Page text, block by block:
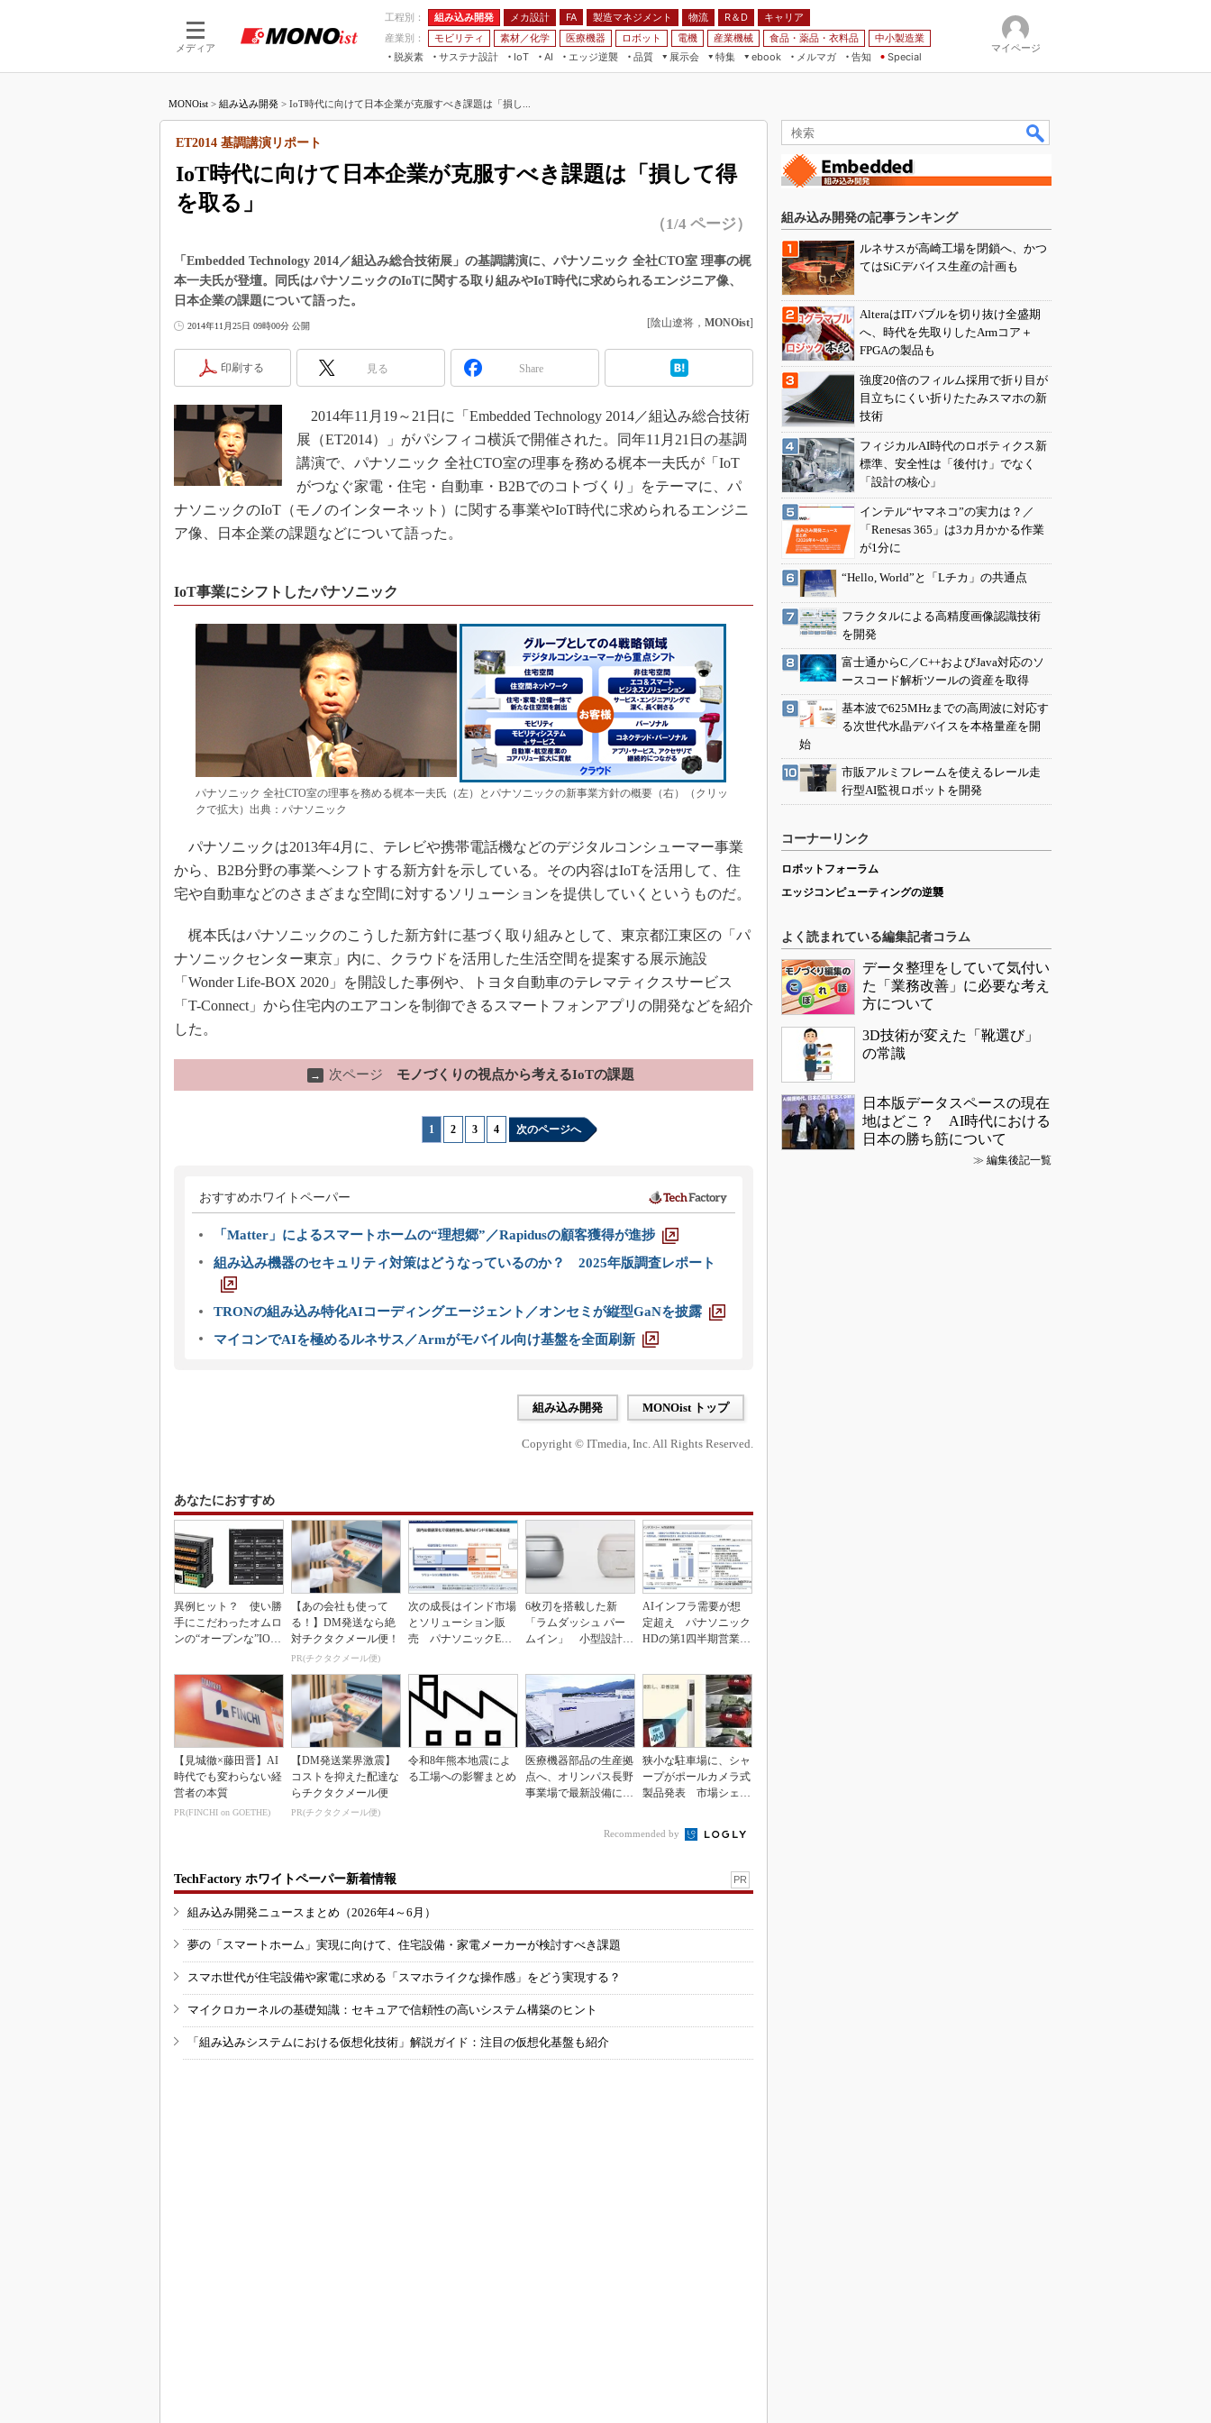
メディア
工程別： 組み込み開発 メカ設計 FA 製造マネジメント 物流 R＆D
キャリア
産業別：
モビリティ 素材／化学 医療機器 ロボット 電機 産業機械 食品・薬品・衣料品
中小製造業
脱炭素
サステナ設計
IoT
つながる工場
AI
AI×設備保全
エッジ逆襲 品質
展示会
JIMTOF
IIFES
TECHNO-FRONTIER
人テク展
日本ものづくりワールド
産業オープンネット展
特集
VR／AR
フィールドサービス
組み込みモデリング
無償設計ツール
3Dプリンタ
デジタルツインとCAE
S＆OP
インダストリー4.0
イノベーション
植物工場
海外生産
グローバル設計・開発
制御セキュリティ
新型コロナへの対応
ebook
FA
モビリティ
メルマガ
告知 Special
マイページ
MONOist > 組み込み開発 > IoT時代に向けて日本企業が克服すべき課題は「損し...
IoT時代に向けて日本企業が克服すべき課題は「損して得
を取る」
ET2014 基調講演リポート
（1/4 ページ）
「Embedded Technology 2014／組込み総合技術展」の基調講演に、パナソニック 全社CTO室 理事の梶
本一夫氏が登壇。同氏はパナソニックのIoTに関する取り組みやIoT時代に求められるエンジニア像、
日本企業の課題について語った。
2014年11月25日 09時00分 公開 [陰山遼将， MONOist]
印刷する 見る Share
2014年11月19～21日に「Embedded Technology 2014／組込み総合技術
展（ET2014）」がパシフィコ横浜で開催された。同年11月21日の基調
講演で、パナソニック 全社CTO室の理事を務める梶本一夫氏が「IoT
がつなぐ家電・住宅・自動車・B2Bでのコトづくり」をテーマに、パ
ナソニックのIoT（モノのインターネット）に関する事業やIoT時代に求められるエンジニ
ア像、日本企業の課題などについて語った。
IoT事業にシフトしたパナソニック
パナソニック 全社CTO室の理事を務める梶本一夫氏（左）とパナソニックの新事業方針の概要（右）（クリッ
クで拡大）出典：パナソニック
パナソニックは2013年4月に、テレビや携帯電話機などのデジタルコンシューマー事業
から、B2B分野の事業へシフトする新方針を示している。その内容はIoTを活用して、住
宅や自動車などのさまざまな空間に対するソリューションを提供していくというものだ。
梶本氏はパナソニックのこうした新方針に基づく取り組みとして、東京都江東区の「パ
ナソニックセンター東京」内に、クラウドを活用した生活空間を提案する展示施設
「Wonder Life-BOX 2020」を開設した事例や、トヨタ自動車のテレマティクスサービス
「T-Connect」から住宅内のエアコンを制御できるスマートフォンアプリの開発などを紹介
した。
→ 次ページ モノづくりの視点から考えるIoTの課題
1 2 3 4 次のページへ
おすすめホワイトペーパー
「Matter」によるスマートホームの“理想郷”／Rapidusの顧客獲得が進捗
組み込み機器のセキュリティ対策はどうなっているのか？ 2025年版調査レポート
TRONの組み込み特化AIコーディングエージェント／オンセミが縦型GaNを披露
マイコンでAIを極めるルネサス／Armがモバイル向け基盤を全面刷新
組み込み開発 MONOist トップ
Copyright © ITmedia, Inc. All Rights Reserved.
あなたにおすすめ
異例ヒット？ 使い勝
手にこだわったオムロ
ンの“オープンな”IO-L
【あの会社も使って
る！】DM発送なら絶
対チクタクメール便！
PR(チクタクメール便)
次の成長はインド市場
とソリューション販
売 パナソニックEW
6枚刃を搭載した新
「ラムダッシュ パー
ムイン」 小型設計と
AIインフラ需要が想
定超え パナソニック
HDの第1四半期営業利
【見城徹×藤田晋】AI
時代でも変わらない経
営者の本質
PR(FINCHI on GOETHE)
【DM発送業界激震】
コストを抑えた配達な
らチクタクメール便
PR(チクタクメール便)
令和8年熊本地震によ
る工場への影響まとめ
医療機器部品の生産拠
点へ、オリンパス長野
事業場で最新設備に機
狭小な駐車場に、シャ
ープがポールカメラ式
製品発表 市場シェア
Recommended by
TechFactory ホワイトペーパー新着情報 PR
組み込み開発ニュースまとめ（2026年4～6月）
夢の「スマートホーム」実現に向けて、住宅設備・家電メーカーが検討すべき課題
スマホ世代が住宅設備や家電に求める「スマホライクな操作感」をどう実現する？
マイクロカーネルの基礎知識：セキュアで信頼性の高いシステム構築のヒント
「組み込みシステムにおける仮想化技術」解説ガイド：注目の仮想化基盤も紹介
組み込み開発の記事ランキング
ルネサスが高崎工場を閉鎖へ、かつ
てはSiCデバイス生産の計画も
AlteraはITバブルを切り抜け全盛期
へ、時代を先取りしたArmコア＋
FPGAの製品も
強度20倍のフィルム採用で折り目が
目立ちにくい折りたたみスマホの新
技術
フィジカルAI時代のロボティクス新
標準、安全性は「後付け」でなく
「設計の核心」
インテル“ヤマネコ”の実力は？／
「Renesas 365」は3カ月かかる作業
が1分に
“Hello, World”と「Lチカ」の共通点
フラクタルによる高精度画像認識技術
を開発
富士通からC／C++およびJava対応のソ
ースコード解析ツールの資産を取得
基本波で625MHzまでの高周波に対応す
る次世代水晶デバイスを本格量産を開
始
市販アルミフレームを使えるレール走
行型AI監視ロボットを開発
コーナーリンク
ロボットフォーラム
エッジコンピューティングの逆襲
よく読まれている編集記者コラム
データ整理をしていて気付い
た「業務改善」に必要な考え
方について
3D技術が変えた「靴選び」
の常識
日本版データスペースの現在
地はどこ？ AI時代における
日本の勝ち筋について
≫ 編集後記一覧